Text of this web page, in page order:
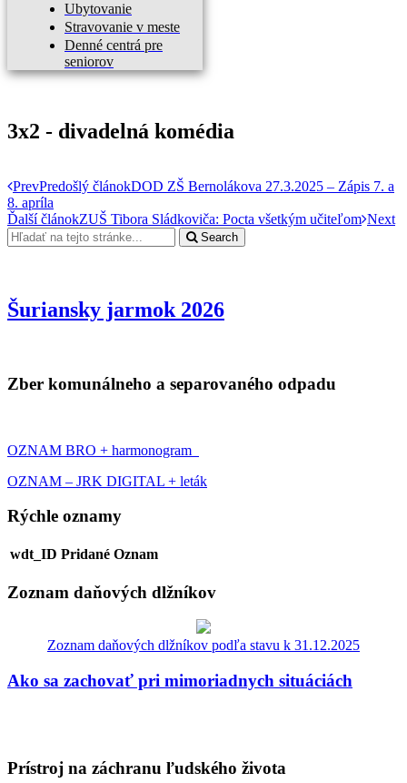
Ubytovanie
Stravovanie v meste
Denné centrá pre
seniorov
3x2 - divadelná komédia
PrevPredošlý článokDOD ZŠ Bernolákova 27.3.2025 – Zápis 7. a
8. apríla
Ďalší článokZUŠ Tibora Sládkoviča: Pocta všetkým učiteľom Next
Search
Šuriansky jarmok 2026
Zber komunálneho a separovaného odpadu
OZNAM BRO + harmonogram
OZNAM – JRK DIGITAL + leták
Rýchle oznamy
wdt_ID Pridané Oznam
Zoznam daňových dlžníkov
Zoznam daňových dlžníkov podľa stavu k 31.12.2025
Ako sa zachovať pri mimoriadnych situáciách
Prístroj na záchranu ľudského života